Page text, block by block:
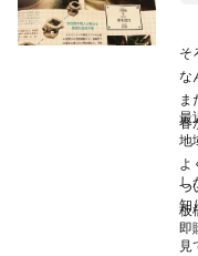
そ
な
ま
春
最
地
よ
つ
板
し
知
即
見